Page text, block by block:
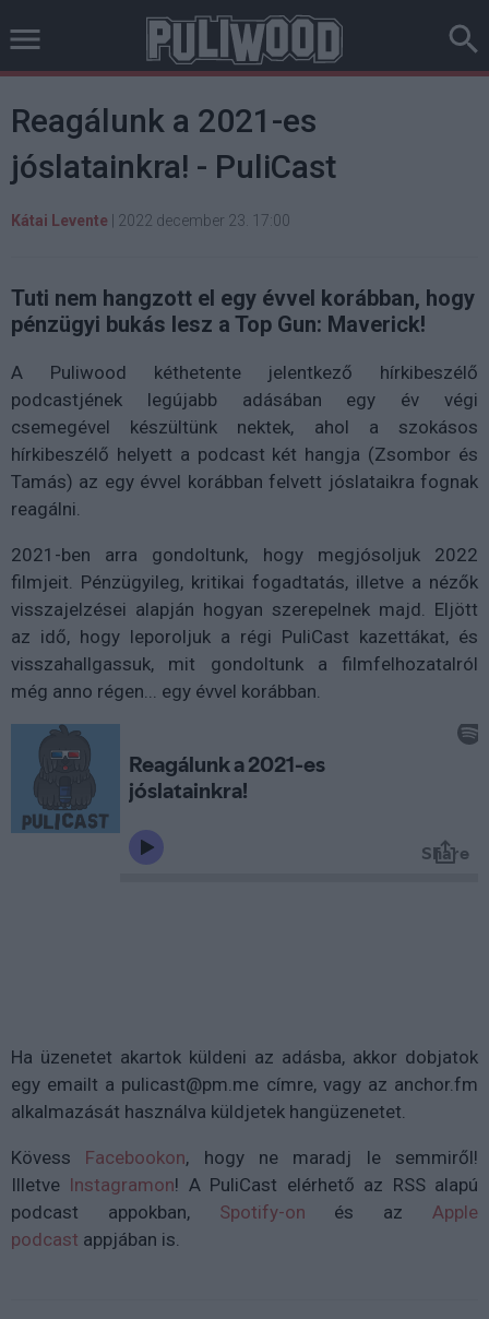
Reagálunk a 2021-es
jóslatainkra! - PuliCast
Kátai Levente 2022 december 23. 17:00
Tuti nem hangzott el egy évvel korábban, hogy
pénzügyi bukás lesz a Top Gun: Maverick!
A Puliwood kéthetente jelentkező hírkibeszélő
podcastjének legújabb adásában egy év végi
csemegével készültünk nektek, ahol a szokásos
hírkibeszélő helyett a podcast két hangja (Zsombor és
Tamás) az egy évvel korábban felvett jóslataikra fognak
reagálni.
2021-ben arra gondoltunk, hogy megjósoljuk 2022
filmjeit. Pénzügyileg, kritikai fogadtatás, illetve a nézők
visszajelzései alapján hogyan szerepelnek majd. Eljött
az idő, hogy leporoljuk a régi PuliCast kazettákat, és
visszahallgassuk, mit gondoltunk a filmfelhozatalról
még anno régen... egy évvel korábban.
Ha üzenetet akartok küldeni az adásba, akkor dobjatok
egy emailt a pulicast@pm.me címre, vagy az anchor.fm
alkalmazását használva küldjetek hangüzenetet.
Kövess Facebookon, hogy ne maradj le semmiről!
Illetve Instagramon! A PuliCast elérhető az RSS alapú
podcast appokban,
Spotify-on és az
Apple
podcast appjában is.